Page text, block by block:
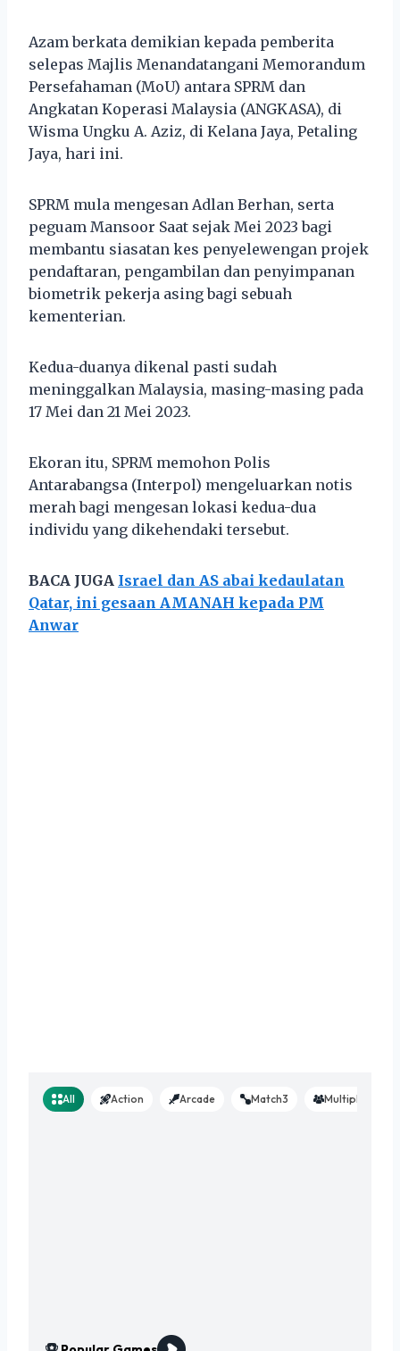
Azam berkata demikian kepada pemberita
selepas Majlis Menandatangani Memorandum
Persefahaman (MoU) antara SPRM dan
Angkatan Koperasi Malaysia (ANGKASA), di
Wisma Ungku A. Aziz, di Kelana Jaya, Petaling
Jaya, hari ini.
SPRM mula mengesan Adlan Berhan, serta
peguam Mansoor Saat sejak Mei 2023 bagi
membantu siasatan kes penyelewengan projek
pendaftaran, pengambilan dan penyimpanan
biometrik pekerja asing bagi sebuah
kementerian.
Kedua-duanya dikenal pasti sudah
meninggalkan Malaysia, masing-masing pada
17 Mei dan 21 Mei 2023.
Ekoran itu, SPRM memohon Polis
Antarabangsa (Interpol) mengeluarkan notis
merah bagi mengesan lokasi kedua-dua
individu yang dikehendaki tersebut.
BACA JUGA Israel dan AS abai kedaulatan
Qatar, ini gesaan AMANAH kepada PM
Anwar